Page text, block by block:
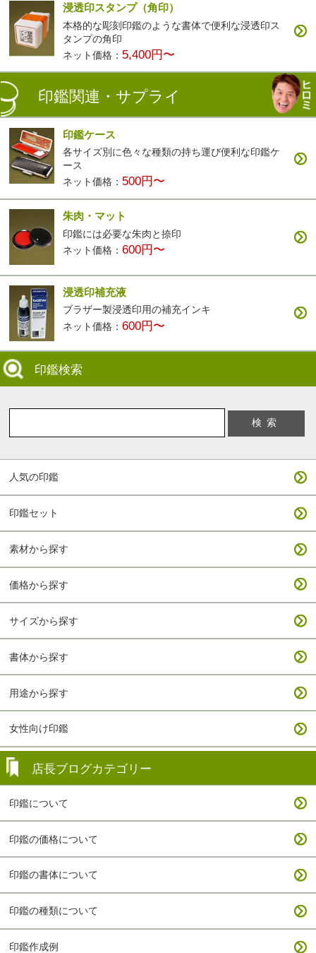
浸透印スタンプ（角印）
本格的な彫刻印鑑のような書体で便利な浸透印ス
タンプの角印
ネット価格： 5,400円〜
印鑑関連・サプライ
印鑑ケース
各サイズ別に色々な種類の持ち運び便利な印鑑ケ
ース
ネット価格： 500円〜
朱肉・マット
印鑑には必要な朱肉と捺印
ネット価格：600円〜
浸透印補充液
ブラザー製浸透印用の補充インキ
ネット価格：600円〜
印鑑検索
人気の印鑑
印鑑セット
素材から探す
価格から探す
サイズから探す
書体から探す
用途から探す
女性向け印鑑
店長ブログカテゴリー
印鑑について
印鑑の価格について
印鑑の書体について
印鑑の種類について
印鑑作成例